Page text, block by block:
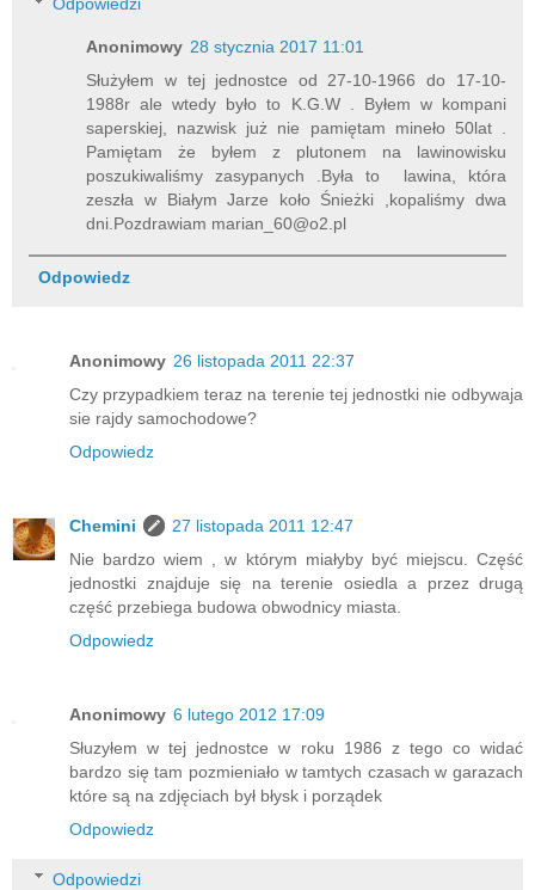
Anonimowy 28 stycznia 2017 11:01
Służyłem w tej jednostce od 27-10-1966 do 17-10-
1988r ale wtedy było to K.G.W . Byłem w kompani
saperskiej, nazwisk już nie pamiętam mineło 50lat .
Pamiętam że byłem z plutonem na lawinowisku
poszukiwaliśmy zasypanych .Była to lawina, która
zeszła w Białym Jarze koło Śnieżki ,kopaliśmy dwa
dni.Pozdrawiam marian_60@o2.pl
Odpowiedz
Anonimowy 26 listopada 2011 22:37
Czy przypadkiem teraz na terenie tej jednostki nie odbywaja
sie rajdy samochodowe?
Odpowiedz
Chemini
27 listopada 2011 12:47
Nie bardzo wiem , w którym miałyby być miejscu. Część
jednostki znajduje się na terenie osiedla a przez drugą
część przebiega budowa obwodnicy miasta.
Odpowiedz
Anonimowy 6 lutego 2012 17:09
Słuzyłem w tej jednostce w roku 1986 z tego co widać
bardzo się tam pozmieniało w tamtych czasach w garazach
które są na zdjęciach był błysk i porządek
Odpowiedz
Odpowiedzi